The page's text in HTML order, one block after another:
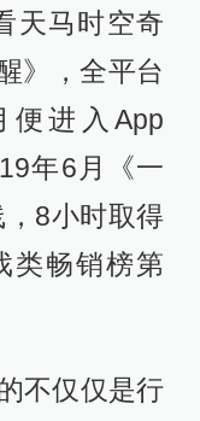
天马时空奇
》，全平台
便进入App
年6月《一
8小时取得
类畅销榜第
不仅仅是行